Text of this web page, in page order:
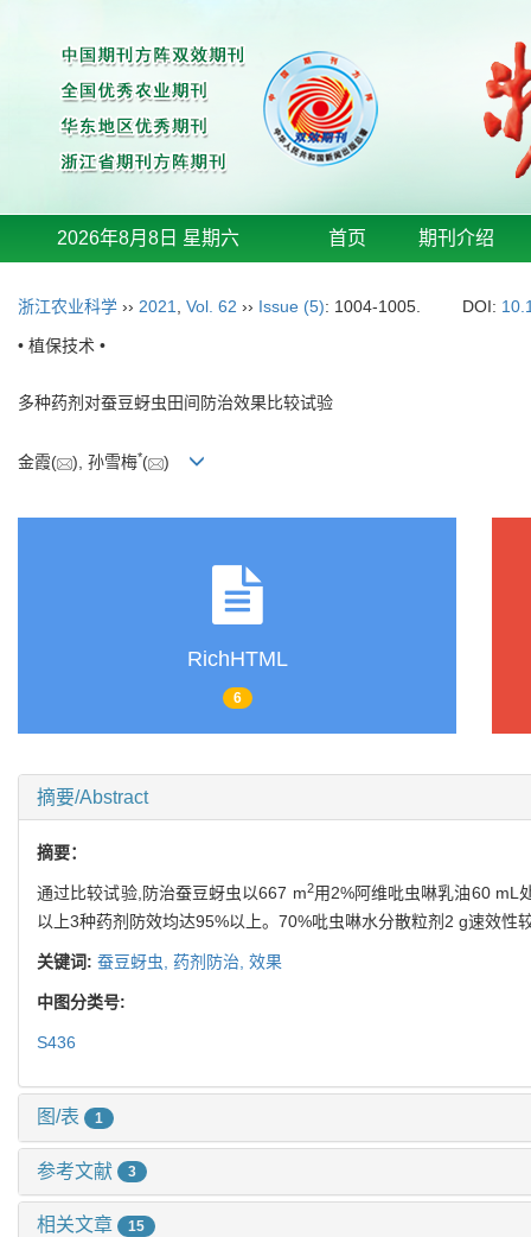
2026年8月8日 星期六 首页 期刊介绍
浙江农业科学 ›› 2021 Vol. 62 ›› Issue (5): 1004-1005. DOI:
• 植保技术 •
多种药剂对蚕豆蚜虫田间防治效果比较试验
金霞( ), 孙雪梅*( )
RichHTML
6
摘要/Abstract
摘要：
通过比较试验,防治蚕豆蚜虫以667 m2用2%阿维吡虫啉乳油60 mL
以上3种药剂防效均达95%以上。70%吡虫啉水分散粒剂2 g速效
关键词: 蚕豆蚜虫, 药剂防治, 效果
中图分类号:
S436
图/表 1
参考文献 3
相关文章 15